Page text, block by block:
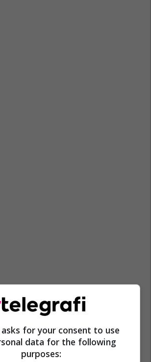
for your consent to use
data for the following
purposes: